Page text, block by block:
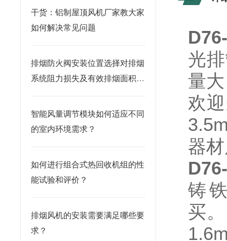
干货：铝制屋顶风机厂家教大家
如何解决常见问题
排烟防火阀安装位置选择对排烟
系统阻力损失及有效排烟面积的
智能风量调节模块如何适应不同
的室内环境需求？
如何进行组合式热回收机组的性
能试验和评价？
排烟风机的安装需要满足哪些要
求？
光
量
欢
器
铸
买